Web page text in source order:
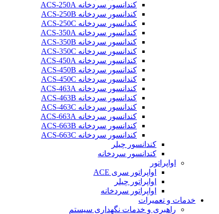
کندانسور سردخانه ACS-250A
کندانسور سردخانه ACS-250B
کندانسور سردخانه ACS-250C
کندانسور سردخانه ACS-350A
کندانسور سردخانه ACS-350B
کندانسور سردخانه ACS-350C
کندانسور سردخانه ACS-450A
کندانسور سردخانه ACS-450B
کندانسور سردخانه ACS-450C
کندانسور سردخانه ACS-463A
کندانسور سردخانه ACS-463B
کندانسور سردخانه ACS-463C
کندانسور سردخانه ACS-663A
کندانسور سردخانه ACS-663B
کندانسور سردخانه ACS-663C
کندانسور چیلر
کندانسور سردخانه
اواپراتور
اواپراتور سری ACE
اواپراتور چیلر
اواپراتور سردخانه
خدمات و تعمیرات
راهبری و خدمات نگهداری سیستم